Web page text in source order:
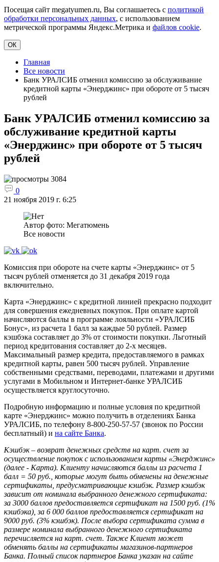
Посещая сайт megatyumen.ru, Вы соглашаетесь с политикой
обработки персональных данных, с использованием
метрической программы Яндекс.Метрика и файлов cookie.
ОК
Главная
Все новости
Банк УРАЛСИБ отменил комиссию за обслуживание
кредитной карты «Энерджинс» при обороте от 5 тысяч
рублей
Банк УРАЛСИБ отменил комиссию за
обслуживание кредитной карты
«Энерджинс» при обороте от 5 тысяч
рублей
3084
0
21 ноября 2019 г. 6:25
Автор фото: Мегатюмень
Все новости
Комиссия при обороте на счете карты «Энерджинс» от 5
тысяч рублей отменяется до 31 декабря 2019 года
включительно.
Карта «Энерджинс» с кредитной линией прекрасно подходит
для совершения ежедневных покупок. При оплате картой
начисляются баллы в программе лояльности «УРАЛСИБ
Бонус», из расчета 1 балл за каждые 50 рублей. Размер
кэшбэка составляет до 3% от стоимости покупки. Льготный
период кредитования составляет до 2-х месяцев.
Максимальный размер кредита, предоставляемого в рамках
кредитной карты, равен 500 тысяч рублей. Управление
собственными средствами, переводами, платежами и другими
услугами в Мобильном и Интернет-банке УРАЛСИБ
осуществляется круглосуточно.
Подробную информацию и полные условия по кредитной
карте «Энерджинс» можно получить в отделениях Банка
УРАЛСИБ, по телефону 8-800-250-57-57 (звонок по России
бесплатный) и на сайте Банка.
Кэшбэк – возврат денежных средств на карт. счет за
осуществление покупок с использованием карты «Энерджинс»
(далее - Карта). Клиенту начисляются баллы из расчета 1
балл = 50 руб., которые могут быть обменены на денежные
сертификаты, предусматривающие кэшбэк. Размер кэшбэк
зависит от номинала выбранного денежного сертификата:
за 3000 баллов предоставляется сертификат на 1500 руб. (1%
кэшбэка), за 6 000 баллов предоставляется сертификат на
9000 руб. (3% кэшбэк). После выбора сертификата сумма в
размере номинала выбранного денежного сертификата
перечисляется на карт. счет. Также Клиент может
обменять баллы на сертификаты магазинов-партнеров
Банка. Полный список партнеров Банка указан на сайте